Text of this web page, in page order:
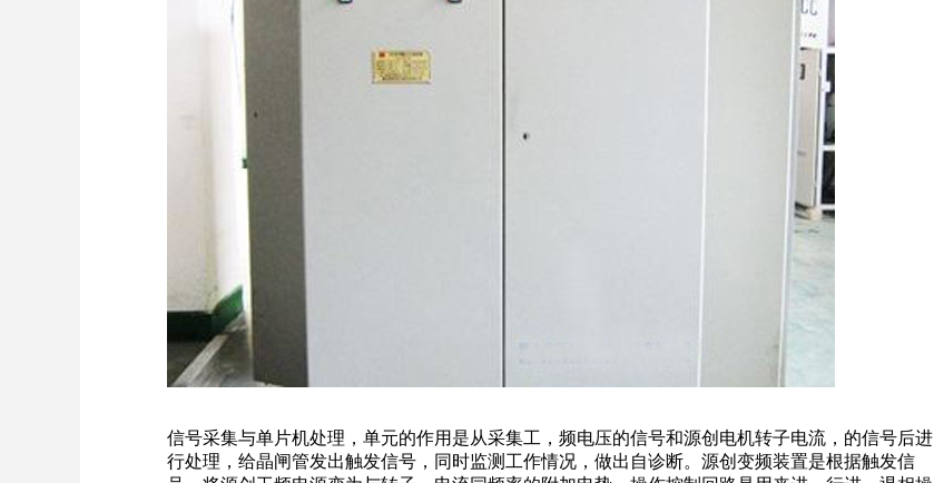
信号采集与单片机处理，单元的作用是从采集工，频电压的信号和源创电机转子电流，的信号后进
行处理，给晶闸管发出触发信号，同时监测工作情况，做出自诊断。源创变频装置是根据触发信